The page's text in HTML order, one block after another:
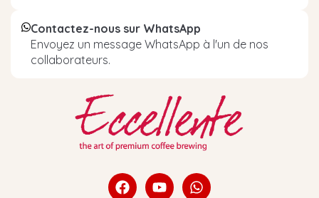
Contactez-nous sur WhatsApp
Envoyez un message WhatsApp à l'un de nos
collaborateurs.